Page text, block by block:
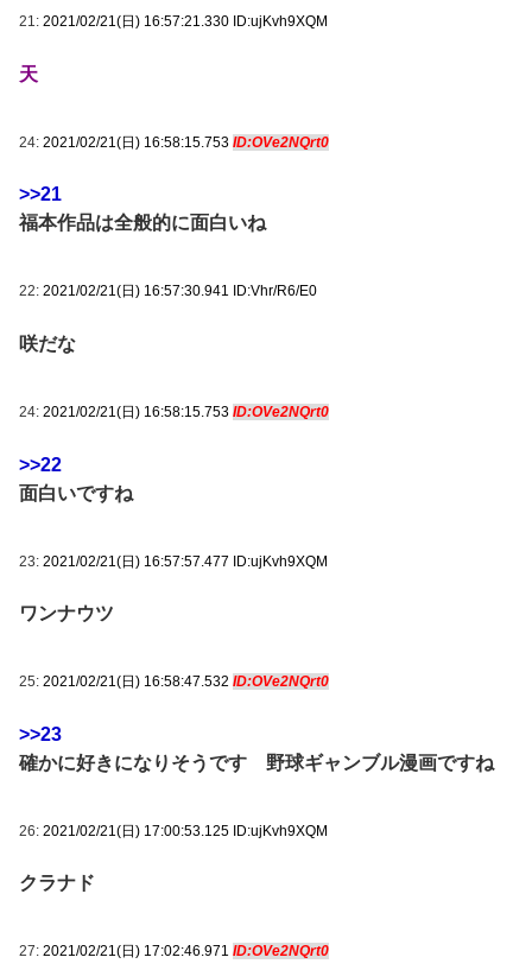
21: 2021/02/21(日) 16:57:21.330 ID:ujKvh9XQM
天
24: 2021/02/21(日) 16:58:15.753 ID:OVe2NQrt0
>>21
福本作品は全般的に面白いね
22: 2021/02/21(日) 16:57:30.941 ID:Vhr/R6/E0
咲だな
24: 2021/02/21(日) 16:58:15.753 ID:OVe2NQrt0
>>22
面白いですね
23: 2021/02/21(日) 16:57:57.477 ID:ujKvh9XQM
ワンナウツ
25: 2021/02/21(日) 16:58:47.532 ID:OVe2NQrt0
>>23
確かに好きになりそうです 野球ギャンブル漫画ですね
26: 2021/02/21(日) 17:00:53.125 ID:ujKvh9XQM
クラナド
27: 2021/02/21(日) 17:02:46.971 ID:OVe2NQrt0